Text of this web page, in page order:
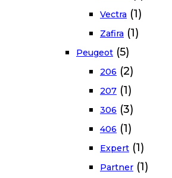
Vectra (1)
Zafira (1)
Peugeot (5)
206 (2)
207 (1)
306 (3)
406 (1)
Expert (1)
Partner (1)